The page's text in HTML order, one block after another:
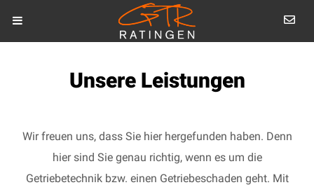
Unsere Leistungen
Wir freuen uns, dass Sie hier hergefunden haben. Denn
hier sind Sie genau richtig, wenn es um die
Getriebetechnik bzw. einen Getriebeschaden geht. Mit